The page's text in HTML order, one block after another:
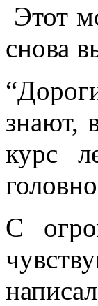
Этот
снова
знают,
курс
С